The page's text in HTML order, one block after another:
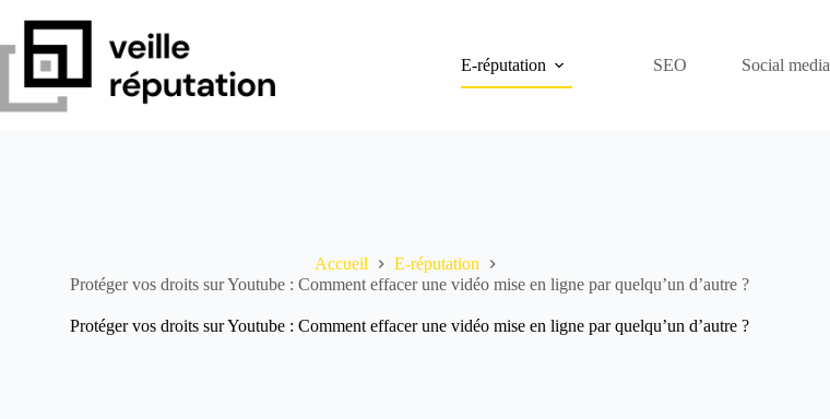
contenu
E-réputation
SEO Social media
Accueil
E-réputation
Protéger vos droits sur Youtube : Comment effacer une vidéo mise en ligne par quelqu’un d’autre ?
Protéger vos droits sur Youtube : Comment effacer une vidéo mise en ligne par quelqu’un d’autre ?